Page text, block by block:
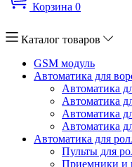
Корзина 0
Каталог товаров
GSM модуль
Автоматика для
Автоматика
Автоматика
Автоматика
Автоматика
Автоматика для
Пульты для
Приемники и